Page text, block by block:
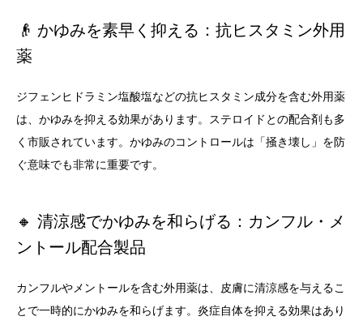
👴 かゆみを素早く抑える：抗ヒスタミン外用
薬
ジフェンヒドラミン塩酸塩などの抗ヒスタミン成分を含む外用薬
は、かゆみを抑える効果があります。ステロイドとの配合剤も多
く市販されています。かゆみのコントロールは「掻き壊し」を防
ぐ意味でも非常に重要です。
🔸 清涼感でかゆみを和らげる：カンフル・メ
ントール配合製品
カンフルやメントールを含む外用薬は、皮膚に清涼感を与えるこ
とで一時的にかゆみを和らげます。炎症自体を抑える効果はあり